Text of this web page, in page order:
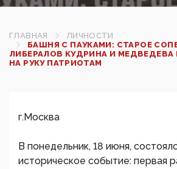
ГЛАВНАЯ
ЛИЧНОСТИ
БАШНЯ С ПАУКАМИ: СТАРОЕ
ЛИБЕРАЛОВ КУДРИНА И
НА РУКУ ПАТРИОТАМ
г.Москва
В понедельник, 18 июня,
историческое событие: первая